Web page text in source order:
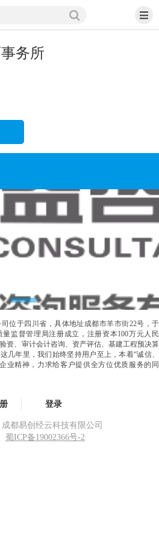
务所
位于四川省，具体地址成都市羊市街22号，于
量监督管理局注册成立，注册资本100万元人民
资、审计会计咨询、资产评估、基建工程预决算
几年里，我们始终坚持用户至上，本着“诚信、
业精神，力求给客户提供全方位优质服务的同
登录
成都易创经云科技有限公司
蜀ICP备19002366号-2